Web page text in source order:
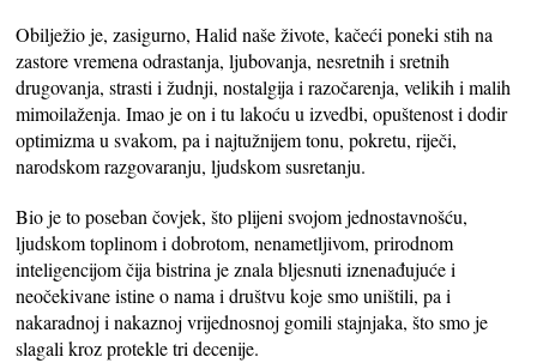
Obilježio je, zasigurno, Halid naše živote, kačeći poneki stih na
zastore vremena odrastanja, ljubovanja, nesretnih i sretnih
drugovanja, strasti i žudnji, nostalgija i razočarenja, velikih i malih
mimoilaženja. Imao je on i tu lakoću u izvedbi, opuštenost i dodir
optimizma u svakom, pa i najtužnijem tonu, pokretu, riječi,
narodskom razgovaranju, ljudskom susretanju.
Bio je to poseban čovjek, što plijeni svojom jednostavnošću,
ljudskom toplinom i dobrotom, nenametljivom, prirodnom
inteligencijom čija bistrina je znala bljesnuti iznenađujuće i
neočekivane istine o nama i društvu koje smo uništili, pa i
nakaradnoj i nakaznoj vrijednosnoj gomili stajnjaka, što smo je
slagali kroz protekle tri decenije.